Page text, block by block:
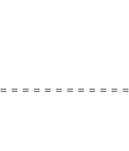
＝＝＝＝＝＝＝＝＝＝＝